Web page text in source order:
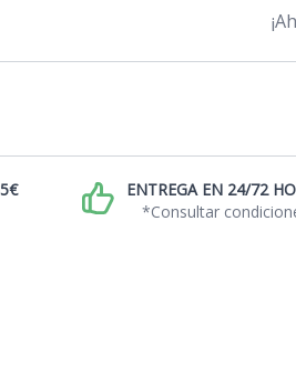
ENTREGA EN 24/72
*Consultar